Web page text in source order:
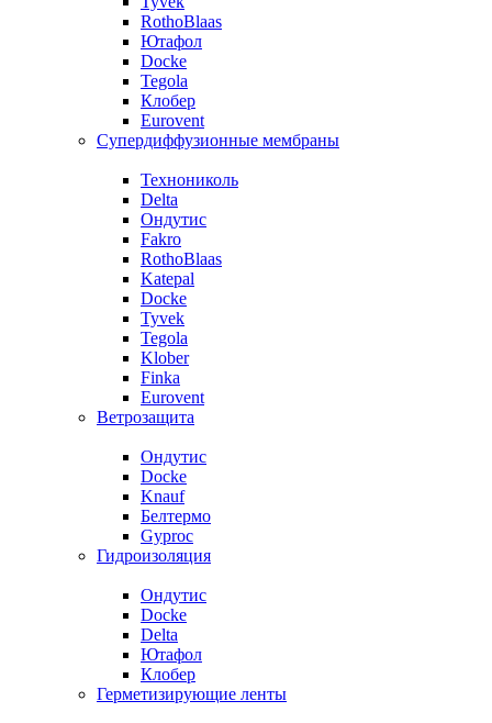
RothoBlaas
Ютафол
Docke
Tegola
Клобер
Eurovent
Супердиффузионные мембраны
Технониколь
Delta
Ондутис
Fakro
RothoBlaas
Katepal
Docke
Tyvek
Tegola
Klober
Finka
Eurovent
Ветрозащита
Ондутис
Docke
Knauf
Белтермо
Gyproc
Гидроизоляция
Ондутис
Docke
Delta
Ютафол
Клобер
Герметизирующие ленты